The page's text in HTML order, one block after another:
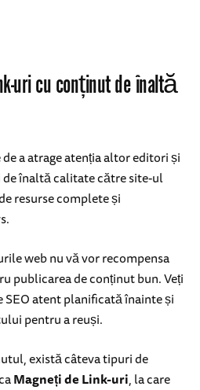
uri cu conținut de înaltă
a atrage atenția altor editori și
înaltă calitate către site-ul
resurse complete și
web nu vă vor recompensa
publicarea de conținut bun. Veți
SEO atent planificată înainte și
pentru a reuși.
există câteva tipuri de
Magneți de Link-uri, la care